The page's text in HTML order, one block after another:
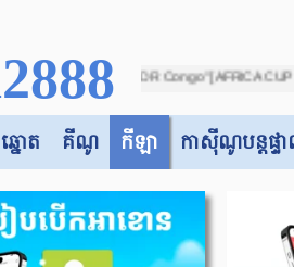
Congo" [AFRICA CUP OF NATIONS
ឆ្នោត គីណូ កីឡា កាស៊ី​​ណូបន្តផ្ទ